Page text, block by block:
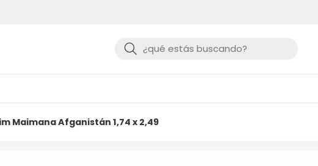
Buscar
Maimana Afganistán 1,74 x 2,49